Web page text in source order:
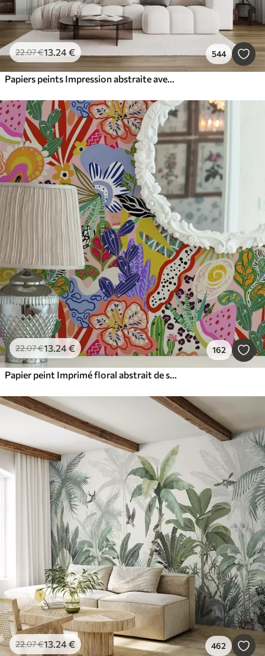
22.07€13.24€ 544
Papiers peints Impression abstraite avec des formes géométriques, des arcs et des feuilles tropicales sur fond blanc
22.07€13.24€ 162
Papier peint Imprimé floral abstrait de style pop art
22.07€13.24€ 462